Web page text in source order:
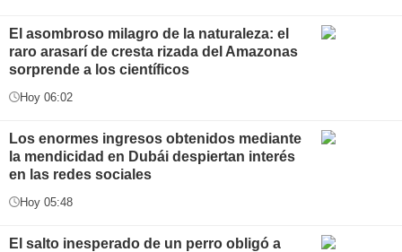
El asombroso milagro de la naturaleza: el
raro arasarí de cresta rizada del Amazonas
sorprende a los científicos
Hoy 06:02
Los enormes ingresos obtenidos mediante
la mendicidad en Dubái despiertan interés
en las redes sociales
Hoy 05:48
El salto inesperado de un perro obligó a